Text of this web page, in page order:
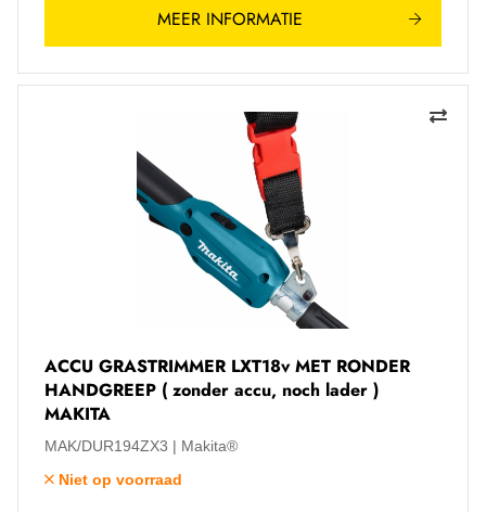
MEER INFORMATIE
ACCU GRASTRIMMER LXT18v MET RONDER
HANDGREEP ( zonder accu, noch lader )
MAKITA
MAK/DUR194ZX3
Makita®
Niet op voorraad